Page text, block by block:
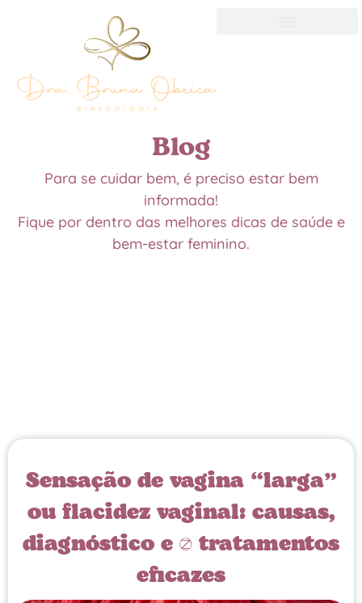
Blog
Para se cuidar bem, é preciso estar bem
informada!
Fique por dentro das melhores dicas de saúde e
bem-estar feminino.
Sensação de vagina “larga”
ou flacidez vaginal: causas,
diagnóstico e 3 tratamentos
eficazes